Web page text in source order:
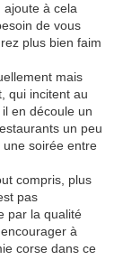
ajoute à cela
de vous
plus bien faim
mais
qui incitent au
en découle un
un peu
soirée entre
compris, plus
pas
par la qualité
à
corse dans ce